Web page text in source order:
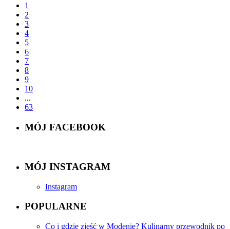
1
2
3
4
5
6
7
8
9
10
...
63
MÓJ FACEBOOK
MÓJ INSTAGRAM
Instagram
POPULARNE
Co i gdzie zjeść w Modenie? Kulinarny przewodnik po